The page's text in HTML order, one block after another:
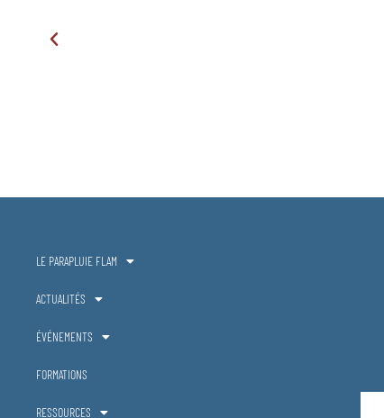
LE PARAPLUIE FLAM
ACTUALITÉS
ÉVÉNEMENTS
FORMATIONS
RESSOURCES